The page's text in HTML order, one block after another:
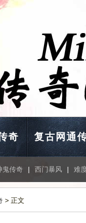
奇 复古网通
鬼传奇 | 西门暴风 | 难
> 正文